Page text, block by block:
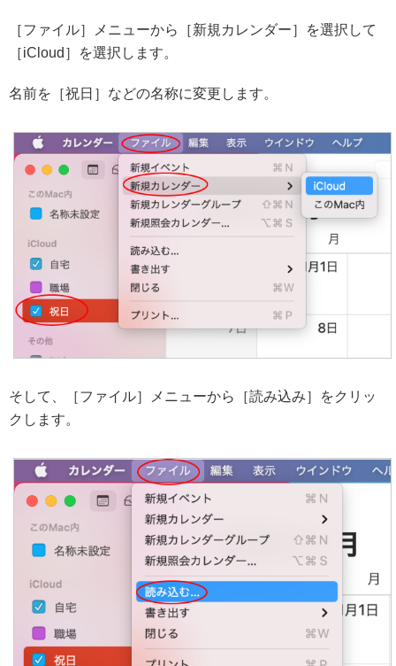
［ファイル］メニューから［新規カレンダー］を選択して
［iCloud］を選択します。
名前を［祝日］などの名称に変更します。
そして、［ファイル］メニューから［読み込み］をクリッ
クします。